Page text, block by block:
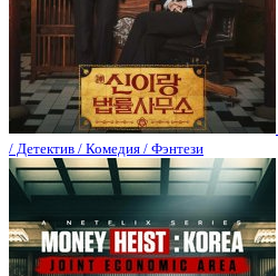
/ Детектив / Комедия / Фэнтези